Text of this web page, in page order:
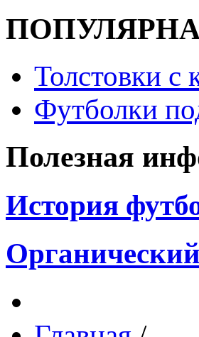
Толстовки
Футболки
Полезная
История